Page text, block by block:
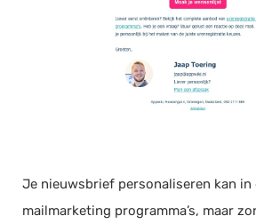
Je nieuwsbrief personaliseren kan in
mailmarketing programma’s, maar